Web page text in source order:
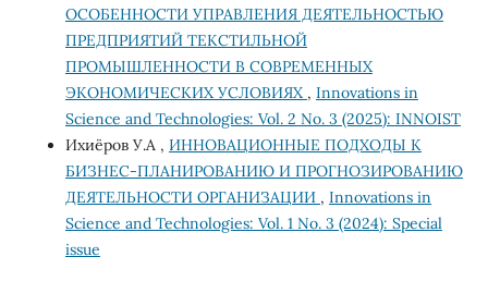
ОСОБЕННОСТИ УПРАВЛЕНИЯ ДЕЯТЕЛЬНОСТЬЮ
ПРЕДПРИЯТИЙ ТЕКСТИЛЬНОЙ
ПРОМЫШЛЕННОСТИ В СОВРЕМЕННЫХ
ЭКОНОМИЧЕСКИХ УСЛОВИЯХ , Innovations in
Science and Technologies: Vol. 2 No. 3 (2025): INNOIST
Ихиёров У.А , ИННОВАЦИОННЫЕ ПОДХОДЫ К
БИЗНЕС-ПЛАНИРОВАНИЮ И ПРОГНОЗИРОВАНИЮ
ДЕЯТЕЛЬНОСТИ ОРГАНИЗАЦИИ , Innovations in
Science and Technologies: Vol. 1 No. 3 (2024): Special
issue